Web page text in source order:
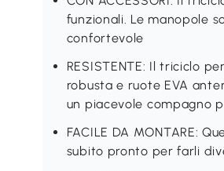
funzionali. Le manopole
confortevole
RESISTENTE: Il triciclo
robusta e ruote EVA
un piacevole compagno
FACILE DA MONTARE:
subito pronto per farli